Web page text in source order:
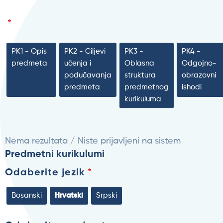
PK1 - Opis
predmeta
PK2 - Ciljevi
učenja i
podučavanja
predmeta
PK3 -
Oblasna
struktura
predmetnog
kurikuluma
PK4 -
Odgojno-
obrazovni
ishodi
Nema rezultata / Niste prijavljeni na sistem
Predmetni kurikulumi
Odaberite jezik
Bosanski Hrvatski Srpski